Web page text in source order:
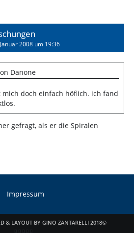
2008 um 19:36
Danone
doch einfach höflich. ich fand
gefragt, als er die Spiralen
Impressum
& LAYOUT BY GINO ZANTARELLI 2018©